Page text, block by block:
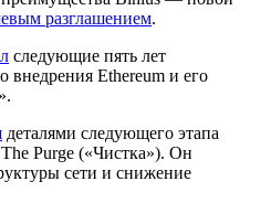
разглашением.
следующие пять лет
Ethereum и его
деталями следующего этапа
Purge («Чистка»). Он
сети и снижение